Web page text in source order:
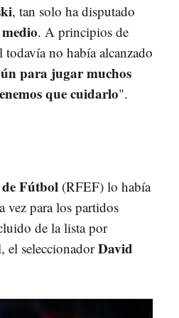
, tan solo ha disputado
. A principios de
no había alcanzado
para jugar muchos
que cuidarlo".
Fútbol (RFEF) lo había
vez para los partidos
de la lista por
el seleccionadorDavid